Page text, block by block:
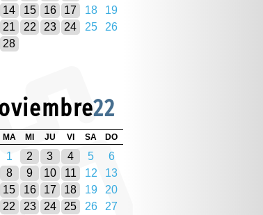
14 15 16 17 18
19
21 22 23 24 25
26
28
22
MA MI JU VI SA DO
1 2 3 4 5
6
8 9 10 11 12
13
15 16 17 18 19
20
22 23 24 25 26
27